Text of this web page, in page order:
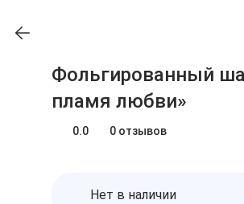
Фольгированный
пламя любви»
0.0 0 отзывов
Нет в наличии